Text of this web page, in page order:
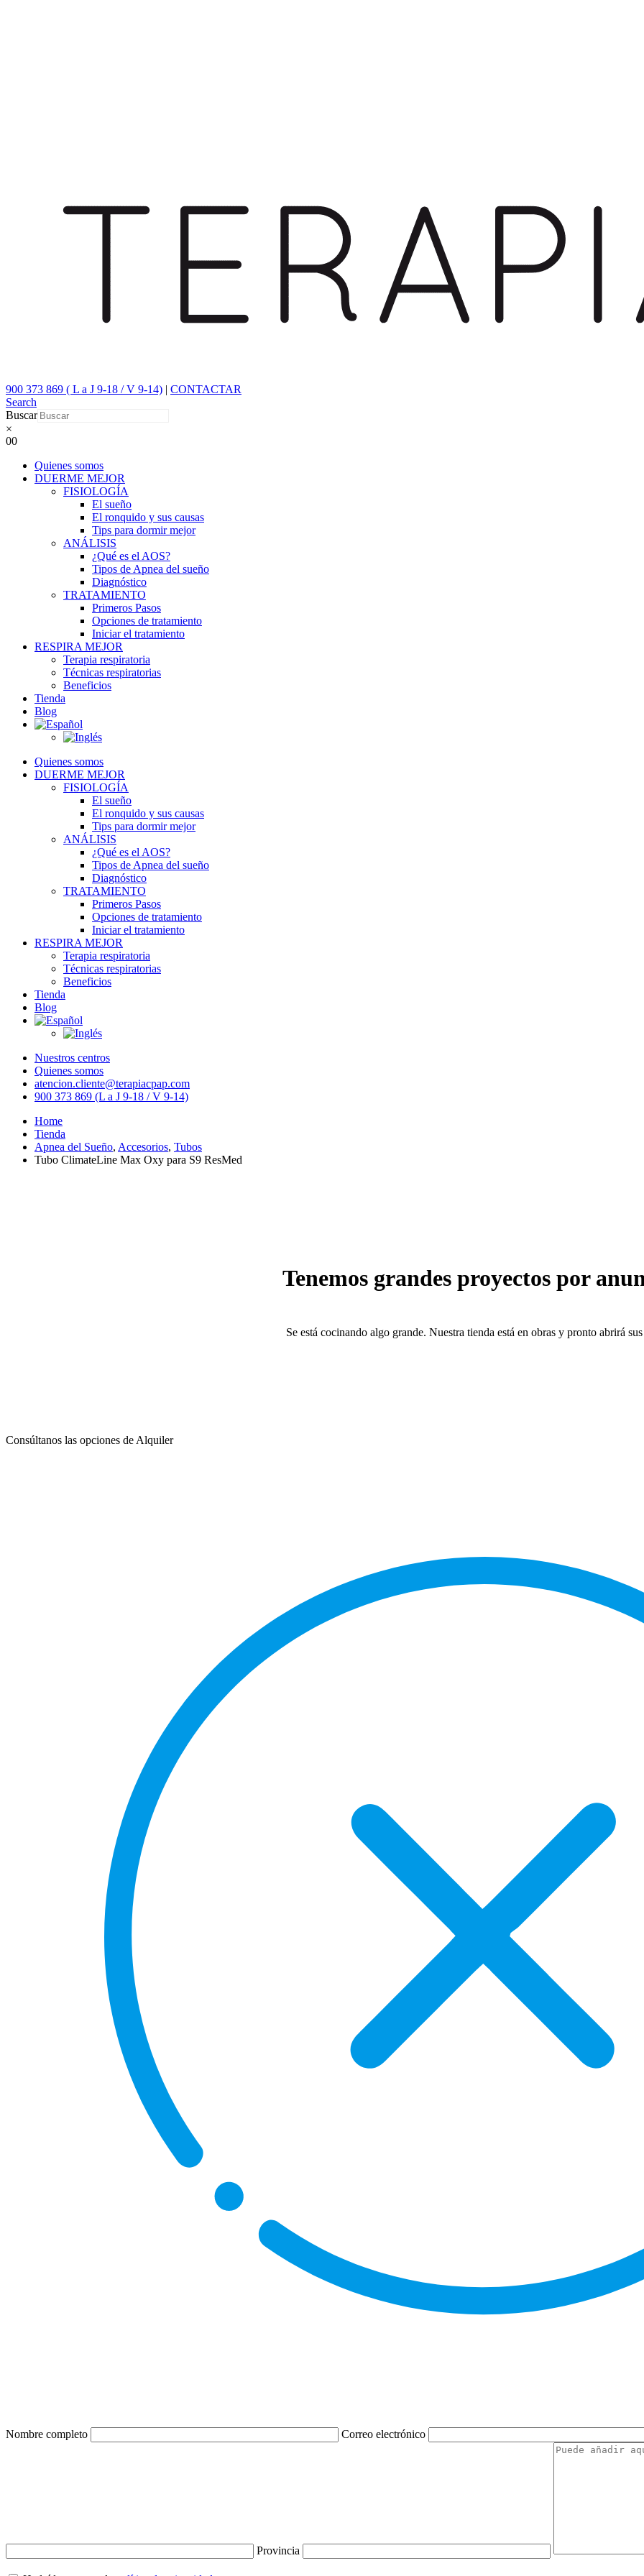
900 373 869 ( L a J 9-18 / V 9-14) | CONTACTAR
Search
Buscar
×
00
Quienes somos
DUERME MEJOR
FISIOLOGÍA
El sueño
El ronquido y sus causas
Tips para dormir mejor
ANÁLISIS
¿Qué es el AOS?
Tipos de Apnea del sueño
Diagnóstico
TRATAMIENTO
Primeros Pasos
Opciones de tratamiento
Iniciar el tratamiento
RESPIRA MEJOR
Terapia respiratoria
Técnicas respiratorias
Beneficios
Tienda
Blog
Quienes somos
DUERME MEJOR
FISIOLOGÍA
El sueño
El ronquido y sus causas
Tips para dormir mejor
ANÁLISIS
¿Qué es el AOS?
Tipos de Apnea del sueño
Diagnóstico
TRATAMIENTO
Primeros Pasos
Opciones de tratamiento
Iniciar el tratamiento
RESPIRA MEJOR
Terapia respiratoria
Técnicas respiratorias
Beneficios
Tienda
Blog
Nuestros centros
Quienes somos
atencion.cliente@terapiacpap.com
900 373 869 (L a J 9-18 / V 9-14)
Home
Tienda
Apnea del Sueño, Accesorios, Tubos
Tubo ClimateLine Max Oxy para S9 ResMed
Tenemos grandes proyectos por
Se está cocinando algo grande. Nuestra tienda está en obras y pronto abrirá
Consúltanos las opciones de Alquiler
Nombre completo Correo electrónico
Provincia